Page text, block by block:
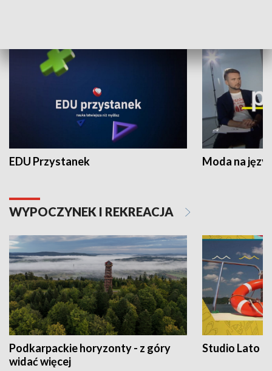
EDU Przystanek Moda na
WYPOCZYNEK I REKREACJA
Podkarpackie horyzonty - z góry
widać więcej
Studio Lato